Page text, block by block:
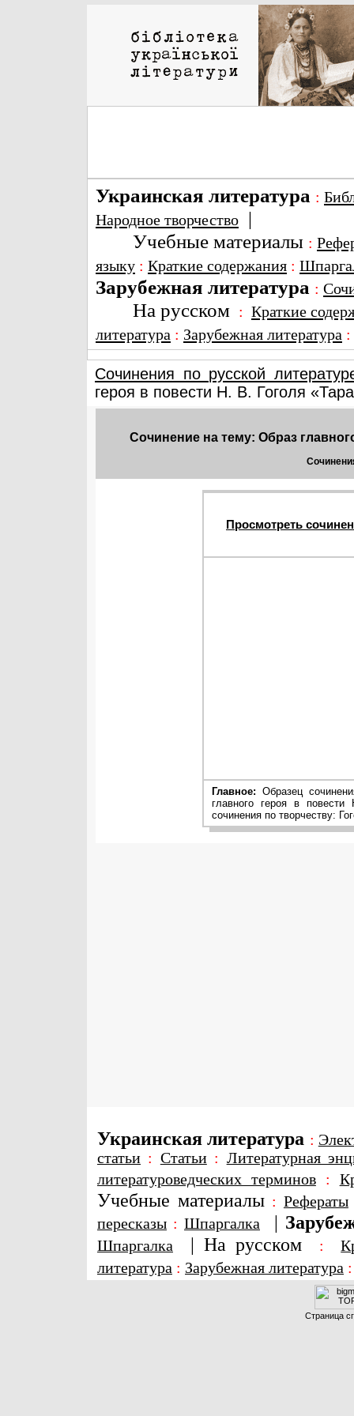
Украинская литература :
Народное творчество |
Учебные материалы :
языку : Краткие содержания :
Зарубежная литература :
На русском : Краткие
литература : Зарубежная литература
Сочинения по русской
героя в повести Н. В. Гоголя
Сочинение на тему: Образ
Просмотреть
Главное: Образец
главного героя в
сочинения по творчеству:
Украинская литература :
статьи : Статьи: Литературная
литературоведческих терминов:
Учебные материалы : Рефераты
пересказы : Шпаргалка |
Шпаргалка | На русском :
литература : Зарубежная литература
Страница